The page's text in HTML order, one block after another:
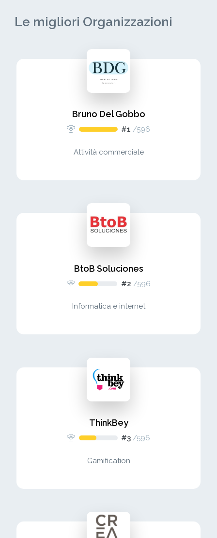
Le migliori Organizzazioni
Bruno Del Gobbo
#1 /596
Attività commerciale
BtoB Soluciones
#2 /596
Informatica e internet
ThinkBey
#3 /596
Gamification